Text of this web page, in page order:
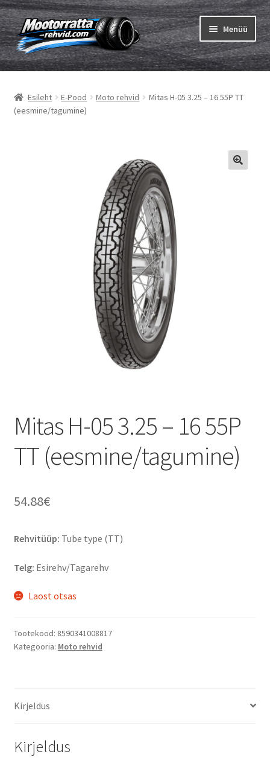
Liigu
navigeerimisele
Liigu
sisu
juurde
Menüü
Rehvid
Ava
Sisekumm
Ava
Ava
Esileht E-Pood Moto rehvid
Mitas H-05 3.25 – 16 55P TT
(eesmine/tagumine)
Mitas H-05 3.25 – 16 55P
TT (eesmine/tagumine)
54.88€
Rehvitüüp: Tube type (TT)
Telg: Esirehv/Tagarehv
Laost otsas
Tootekood: 8590341008817
Kategooria: Moto rehvid
Kirjeldus
Kirjeldus